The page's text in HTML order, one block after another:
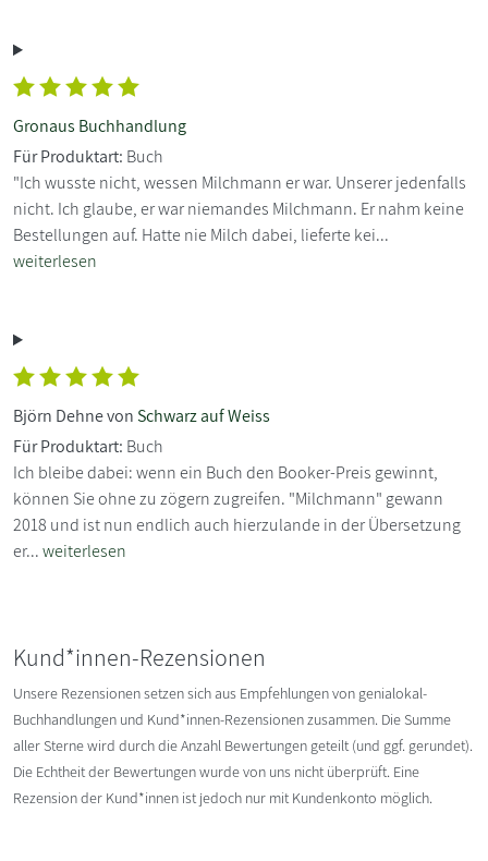
Gronaus Buchhandlung
Für Produktart: Buch
"Ich wusste nicht, wessen Milchmann er war. Unserer jedenfalls
nicht. Ich glaube, er war niemandes Milchmann. Er nahm keine
Bestellungen auf. Hatte nie Milch dabei, lieferte kei...
weiterlesen
Björn Dehne von Schwarz auf Weiss
Für Produktart: Buch
Ich bleibe dabei: wenn ein Buch den Booker-Preis gewinnt,
können Sie ohne zu zögern zugreifen. "Milchmann" gewann
2018 und ist nun endlich auch hierzulande in der Übersetzung
er...weiterlesen
Kund*innen-Rezensionen
Unsere Rezensionen setzen sich aus Empfehlungen von genialokal-
Buchhandlungen und Kund*innen-Rezensionen zusammen. Die Summe
aller Sterne wird durch die Anzahl Bewertungen geteilt (und ggf. gerundet).
Die Echtheit der Bewertungen wurde von uns nicht überprüft. Eine
Rezension der Kund*innen ist jedoch nur mit Kundenkonto möglich.